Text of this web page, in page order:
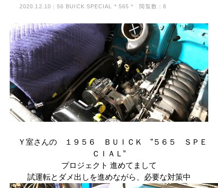
2020.12.10 56 BUICK SPECIAL * 565 * 閲覧数：8
Ｙ室さんの １９５６ ＢＵＩＣＫ ”５６５ ＳＰＥ
ＣＩＡＬ”
プロジェクト 進めてまして
試運転とダメ出しを進めながら、必要な対策中